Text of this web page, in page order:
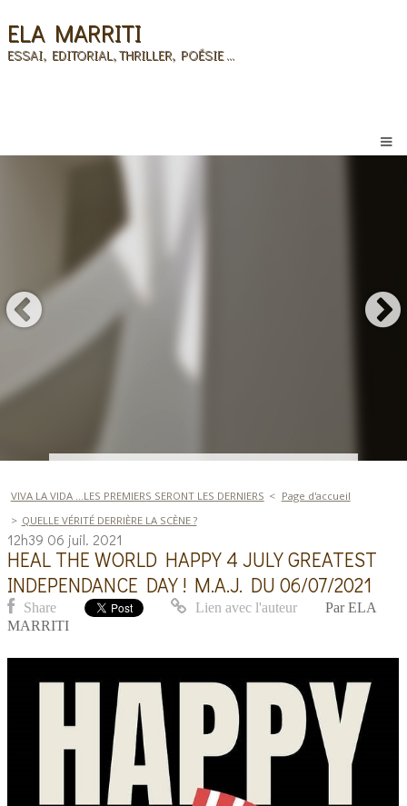
ELA MARRITI
ESSAI, EDITORIAL, THRILLER, POÉSIE ...
VIVA LA VIDA ...LES PREMIERS SERONT LES DERNIERS
Page d'accueil
QUELLE VÉRITÉ DERRIÈRE LA SCÈNE ?
12h39 06 juil. 2021
HEAL THE WORLD HAPPY 4 JULY GREATEST
INDEPENDANCE DAY ! M.A.J. DU 06/07/2021
Share Lien avec l'auteur Par ELA
MARRITI